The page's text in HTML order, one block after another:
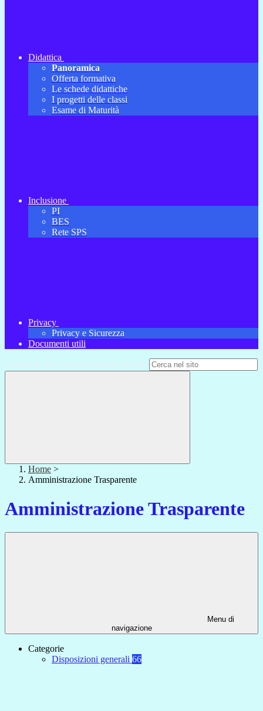
Didattica
Panoramica
Offerta formativa
Le schede didattiche
I progetti delle classi
Esame di Maturità
Inclusione
PI
BES
Rete SPS
Privacy
Privacy e Sicurezza
Documenti utili
Campo di ricerca per le pagine del sito
Home >
Amministrazione Trasparente
Amministrazione Trasparente
Menu di
navigazione
Categorie
Disposizioni generali 66